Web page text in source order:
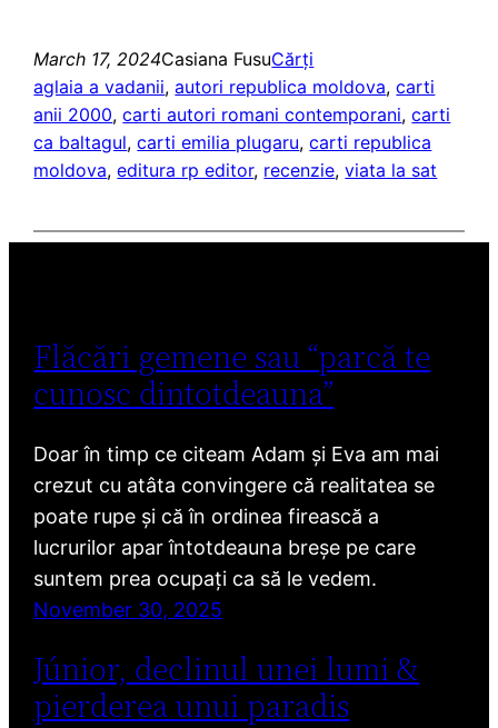
March 17, 2024Casiana FusuCărți
aglaia a vadanii, autori republica moldova, carti
anii 2000, carti autori romani contemporani, carti
ca baltagul, carti emilia plugaru, carti republica
moldova, editura rp editor, recenzie, viata la sat
Flăcări gemene sau “parcă te
cunosc dintotdeauna”
Doar în timp ce citeam Adam și Eva am mai
crezut cu atâta convingere că realitatea se
poate rupe și că în ordinea firească a
lucrurilor apar întotdeauna breșe pe care
suntem prea ocupați ca să le vedem.
November 30, 2025
Júnior, declinul unei lumi &
pierderea unui paradis